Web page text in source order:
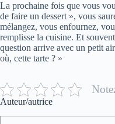
La prochaine fois que vous
de faire un dessert », vous
mélangez, vous enfournez,
remplisse la cuisine. Et
question arrive avec un petit
où, cette tarte ? »
Auteur/autrice